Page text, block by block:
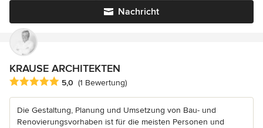
Nachricht
KRAUSE ARCHITEKTEN
Durchschnittliche Bewertung: 5 von 5 Sternen
5,0 (1 Bewertung)
Die Gestaltung, Planung und Umsetzung von Bau- und
Renovierungsvorhaben ist für die meisten Personen und